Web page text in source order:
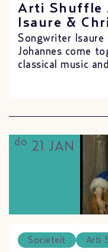
Arti Shuffle
Isaure &
Songwriter Isaure
Johannes come
classical music
do 21 JAN
Sociëteit Arti